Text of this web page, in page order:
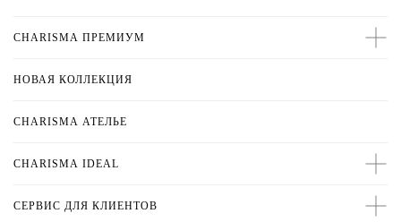
CHARISMA ПРЕМИУМ
НОВАЯ КОЛЛЕКЦИЯ
CHARISMA АТЕЛЬЕ
CHARISMA IDEAL
СЕРВИС ДЛЯ КЛИЕНТОВ